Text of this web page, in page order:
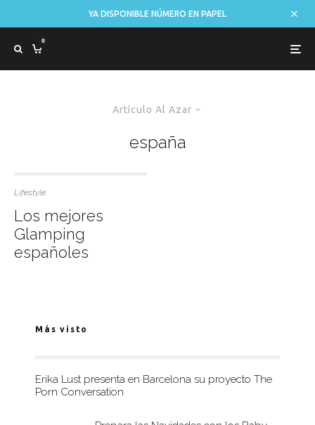
YA DISPONIBLE NÚMERO EN PAPEL
0
Artículo Al Azar
españa
Lifestyle
Los mejores
Glamping
españoles
Más visto
Erika Lust presenta en Barcelona su proyecto The
Porn Conversation